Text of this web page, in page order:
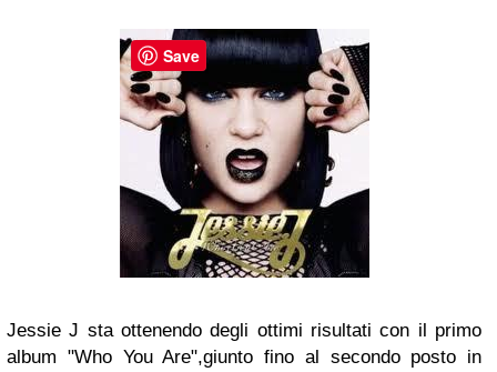
Jessie J sta ottenendo degli ottimi risultati con il primo
album "Who You Are",giunto fino al secondo posto in
Save